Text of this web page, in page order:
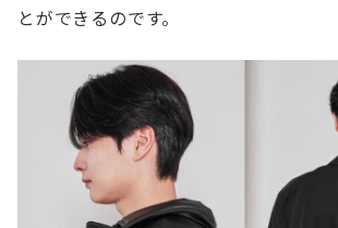
とができるのです。